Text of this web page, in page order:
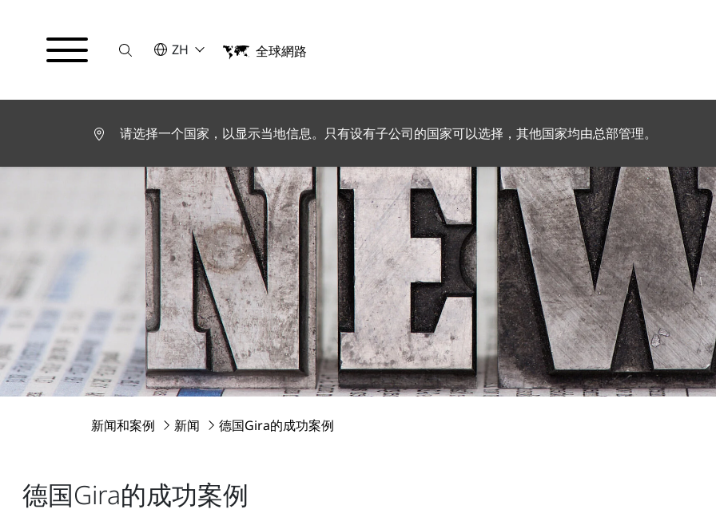
Suche请选择语言
ZH
English
Español
Italiano
日本語
한국어
中文
全球網路
请选择一个国家，以显示当地信息。只有设有子公司的国家可以选择，其他国家均由总部管理。
新闻和案例 新闻 德国Gira的成功案例
德国Gira的成功案例